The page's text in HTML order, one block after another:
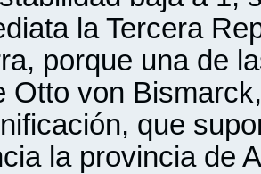
la Tercera
porque una de
Otto von
que
la provincia de